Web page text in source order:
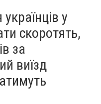
у
скоротять,
за
виїзд